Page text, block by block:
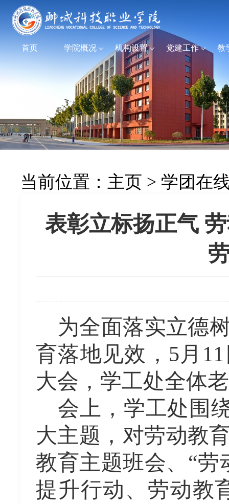
首页 学院概况 机构设置 党建工作 教
当前位置： 主页 > 学团在
表彰立标扬正气
为全面落实立德
育落地见效， 5月
大会 ， 学工处全体
会上，学工处围
大主题，对劳动教
教育主题班会、 “劳
提升行动、劳动教